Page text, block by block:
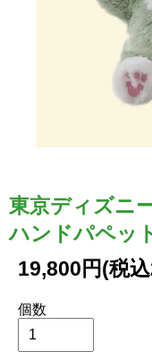
東京ディズニ
ハンドパペッ
19,800円(税
個数